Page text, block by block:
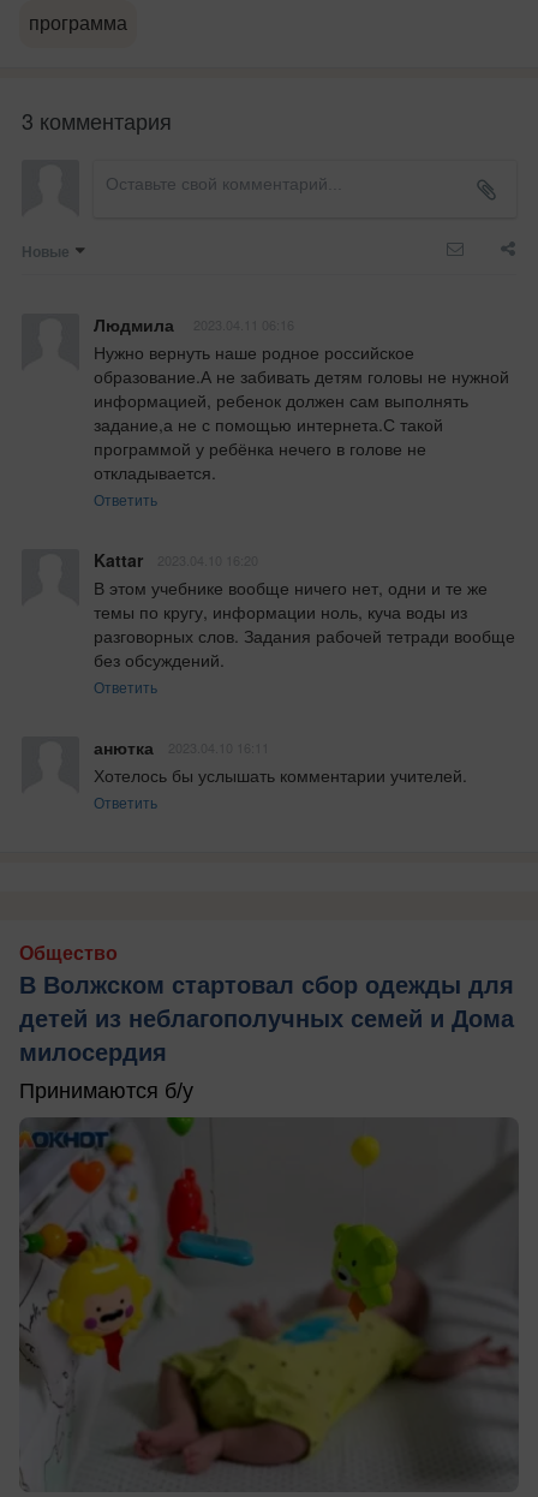
программа
3 комментария
Новые
Людмила
Нужно вернуть наше родное российское
образование.А не забивать детям головы не нужной
информацией, ребенок должен сам выполнять
задание,а не с помощью интернета.С такой
программой у ребёнка нечего в голове не
откладывается.
Ответить
Kattar
В этом учебнике вообще ничего нет, одни и те же
темы по кругу, информации ноль, куча воды из
разговорных слов. Задания рабочей тетради вообще
без обсуждений.
Ответить
анютка
Хотелось бы услышать комментарии учителей.
Ответить
Общество
В Волжском стартовал сбор одежды для
детей из неблагополучных семей и Дома
милосердия
Принимаются б/у